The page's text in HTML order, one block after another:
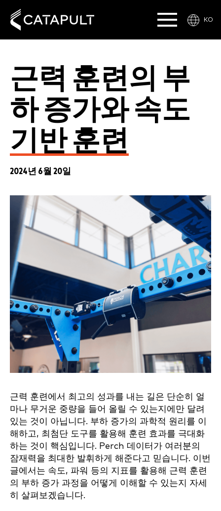
KO
근력 훈련의 부
하 증가와 속도
기반 훈련
2024년 6월 20일
근력 훈련에서 최고의 성과를 내는 길은 단순히 얼
마나 무거운 중량을 들어 올릴 수 있는지에만 달려
있는 것이 아닙니다. 부하 증가의 과학적 원리를 이
해하고, 최첨단 도구를 활용해 훈련 효과를 극대화
하는 것이 핵심입니다. Perch 데이터가 여러분의
잠재력을 최대한 발휘하게 해준다고 믿습니다. 이번
글에서는 속도, 파워 등의 지표를 활용해 근력 훈련
의 부하 증가 과정을 어떻게 이해할 수 있는지 자세
히 살펴보겠습니다.